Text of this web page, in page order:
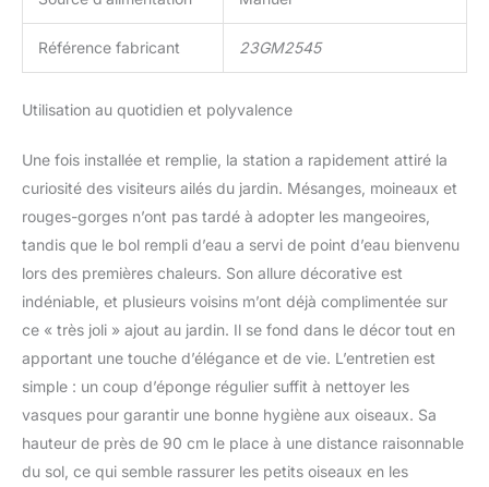
Référence fabricant 23GM2545
Utilisation au quotidien et polyvalence
Une fois installée et remplie, la station a rapidement attiré la
curiosité des visiteurs ailés du jardin. Mésanges, moineaux et
rouges-gorges n’ont pas tardé à adopter les mangeoires,
tandis que le bol rempli d’eau a servi de point d’eau bienvenu
lors des premières chaleurs. Son allure décorative est
indéniable, et plusieurs voisins m’ont déjà complimentée sur
ce « très joli » ajout au jardin. Il se fond dans le décor tout en
apportant une touche d’élégance et de vie. L’entretien est
simple : un coup d’éponge régulier suffit à nettoyer les
vasques pour garantir une bonne hygiène aux oiseaux. Sa
hauteur de près de 90 cm le place à une distance raisonnable
du sol, ce qui semble rassurer les petits oiseaux en les